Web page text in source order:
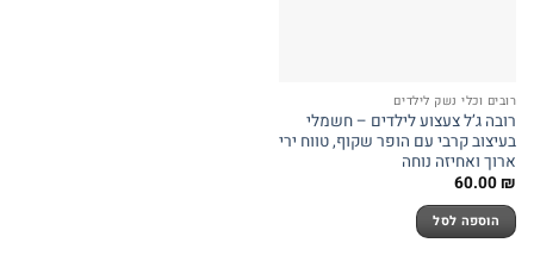
רובים וכלי נשק לילדים
רובה ג’ל צעצוע לילדים – חשמלי
בעיצוב קרבי עם הופר שקוף, טווח ירי
ארוך ואחיזה נוחה
60.00₪
הוספה לסל